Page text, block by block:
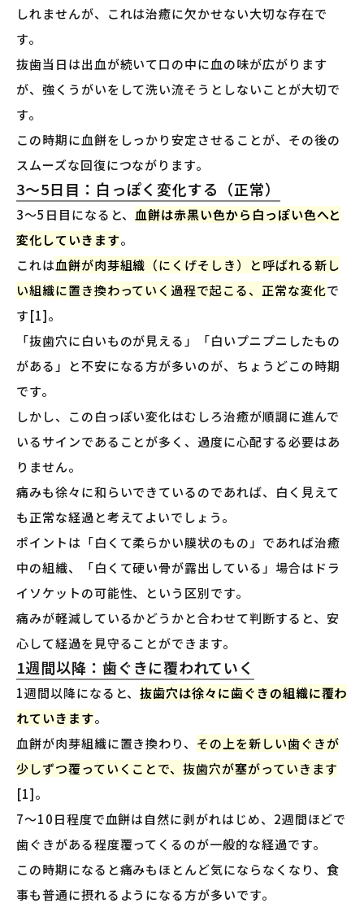
しれませんが、これは治癒に欠かせない大切な存在で
す。
抜歯当日は出血が続いて口の中に血の味が広がります
が、強くうがいをして洗い流そうとしないことが大切で
す。
この時期に血餅をしっかり安定させることが、その後の
スムーズな回復につながります。
3〜5日目：白っぽく変化する（正常）
3〜5日目になると、 血餅は赤黒い色から白っぽい色へと
変化していきます。
これは血餅が肉芽組織（にくげそしき）と呼ばれる新し
い組織に置き換わっていく過程で起こる、正常な変化で
す[1]。
「抜歯穴に白いものが見える」「白いプニプニしたもの
がある」と不安になる方が多いのが、ちょうどこの時期
です。
しかし、この白っぽい変化はむしろ治癒が順調に進んで
いるサインであることが多く、過度に心配する必要はあ
りません。
痛みも徐々に和らいできているのであれば、白く見えて
も正常な経過と考えてよいでしょう。
ポイントは「白くて柔らかい膜状のもの」であれば治癒
中の組織、「白くて硬い骨が露出している」場合はドラ
イソケットの可能性、という区別です。
痛みが軽減しているかどうかと合わせて判断すると、安
心して経過を見守ることができます。
1週間以降：歯ぐきに覆われていく
1週間以降になると、抜歯穴は徐々に歯ぐきの組織に覆わ
れていきます。
血餅が肉芽組織に置き換わり、 その上を新しい歯ぐきが
少しずつ覆っていくことで、抜歯穴が塞がっていきます
[1]。
7〜10日程度で血餅は自然に剥がれはじめ、2週間ほどで
歯ぐきがある程度覆ってくるのが一般的な経過です。
この時期になると痛みもほとんど気にならなくなり、食
事も普通に摂れるようになる方が多いです。